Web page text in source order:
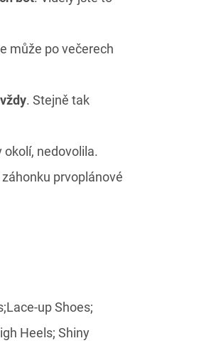
může po večerech
vždy. Stejně tak
nedovolila.
prvoplánové